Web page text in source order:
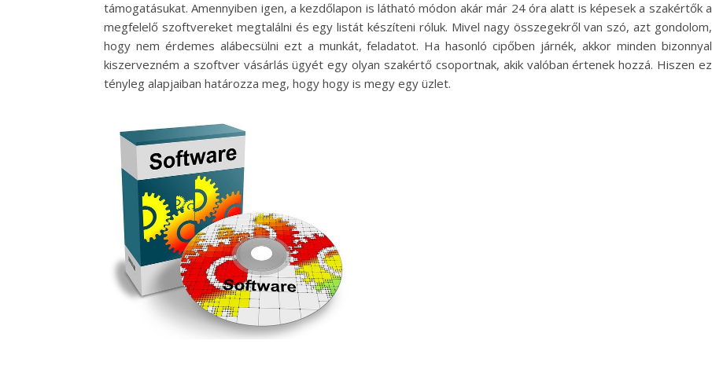
támogatásukat. Amennyiben igen, a kezdőlapon is látható módon akár már 24 óra alatt is képesek a szakértők a
megfelelő szoftvereket megtalálni és egy listát készíteni róluk. Mivel nagy összegekről van szó, azt gondolom,
hogy nem érdemes alábecsülni ezt a munkát, feladatot. Ha hasonló cipőben járnék, akkor minden bizonnyal
kiszervezném a szoftver vásárlás ügyét egy olyan szakértő csoportnak, akik valóban értenek hozzá. Hiszen ez
tényleg alapjaiban határozza meg, hogy hogy is megy egy üzlet.